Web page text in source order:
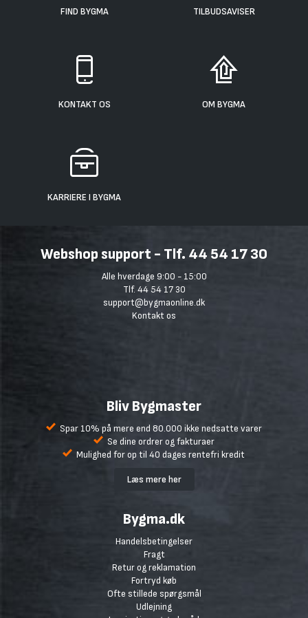
FIND BYGMA TILBUDSAVISER
KONTAKT OS OM BYGMA
KARRIERE I BYGMA
Webshop support - Tlf. 44 54 17 30
Alle hverdage 9:00 - 15:00
Tlf. 44 54 17 30
support@bygmaonline.dk
Kontakt os
Bliv Bygmaster
Spar 10% på mere end 80.000 ikke nedsatte varer
Se dine ordrer og fakturaer
Mulighed for op til 40 dages rentefri kredit
Læs mere her
Bygma.dk
Handelsbetingelser
Fragt
Retur og reklamation
Fortryd køb
Ofte stillede spørgsmål
Udlejning